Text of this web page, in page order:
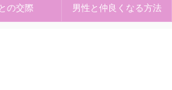
の交際 男性と仲良くなる方法